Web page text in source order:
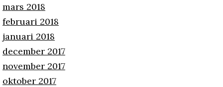
mars 2018
februari 2018
januari 2018
december 2017
november 2017
oktober 2017